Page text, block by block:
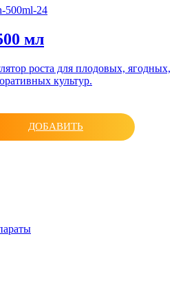
мл
роста для плодовых, ягодных,
культур.
ДОБАВИТЬ